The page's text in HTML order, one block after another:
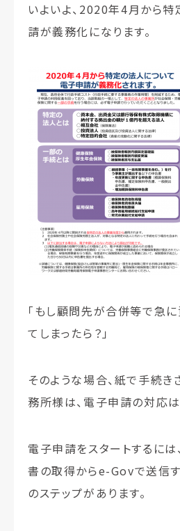
いよいよ、2020年4月から
請が義務化になります。
「もし顧問先が合併等で急
てしまったら？」
そのような場合、紙で手続
務所様は、電子申請の対応は
電子申請をスタートするに
書の取得からe-Govで送信
のステップがあります。